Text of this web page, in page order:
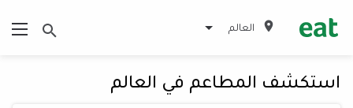
العالم
استكشف المطاعم في العالم